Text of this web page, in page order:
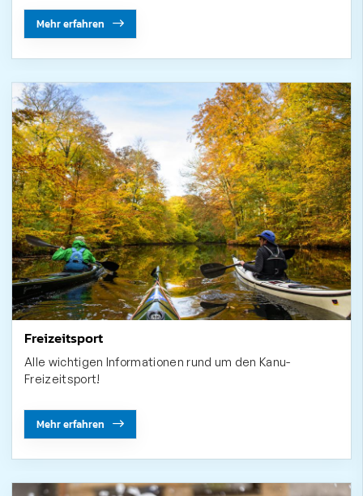
Mehr erfahren
Freizeitsport
Alle wichtigen Informationen rund um den Kanu-
Freizeitsport!
Mehr erfahren